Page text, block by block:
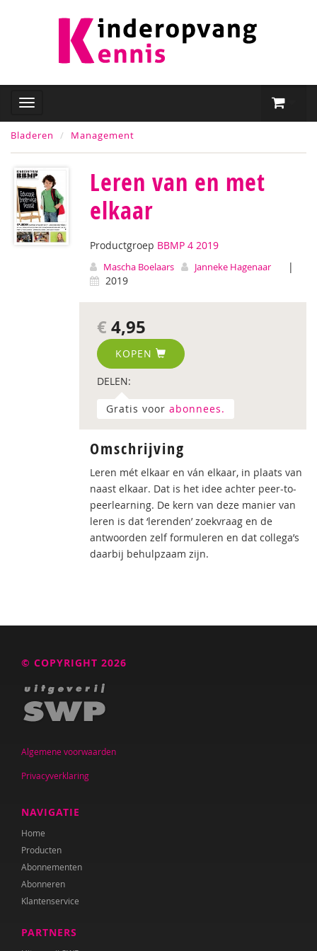
Bladeren Management
Leren van en met
elkaar
Productgroep BBMP 4 2019
Mascha Boelaars Janneke Hagenaar
|
2019
€ 4,95
KOPEN
DELEN:
Gratis voor abonnees.
Omschrijving
Leren mét elkaar en ván elkaar, in plaats van
naast elkaar. Dat is het idee achter peer-to-
peerlearning. De kern van deze manier van
leren is dat ‘lerenden’ zoekvraag en de
antwoorden zelf formuleren en dat collega’s
daarbij behulpzaam zijn.
© COPYRIGHT 2026
Algemene voorwaarden
Privacyverklaring
NAVIGATIE
Home
Producten
Abonnementen
Abonneren
Klantenservice
PARTNERS